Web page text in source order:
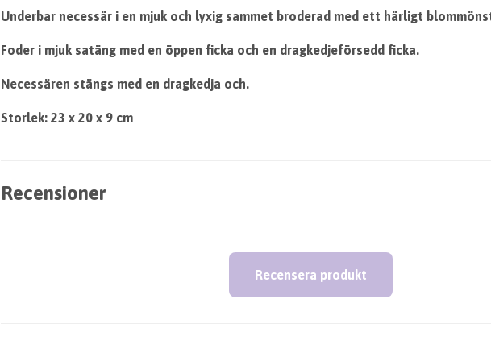
Underbar necessär i en mjuk och lyxig sammet broderad med ett härligt
Foder i mjuk satäng med en öppen ficka och en dragkedjeförsedd ficka.
Necessären stängs med en dragkedja och.
Storlek: 23 x 20 x 9 cm
Recensioner
Recensera produkt